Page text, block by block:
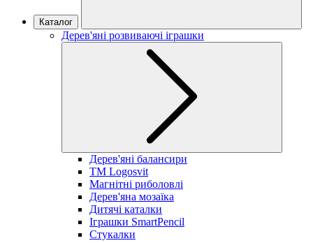
Каталог
Дерев'яні розвиваючі іграшки
Дерев'яні балансири
TM Logosvit
Магнітні риболовлі
Дерев'яна мозаїка
Дитячі каталки
Іграшки SmartPencil
Стукалки